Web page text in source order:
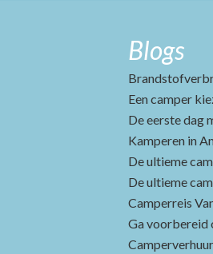
Blogs
Een camper
De eerste dag
Kamperen in
De ultieme
De ultieme
Camperreis
Ga voorbereid